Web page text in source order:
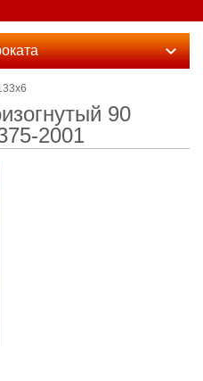
90
2001